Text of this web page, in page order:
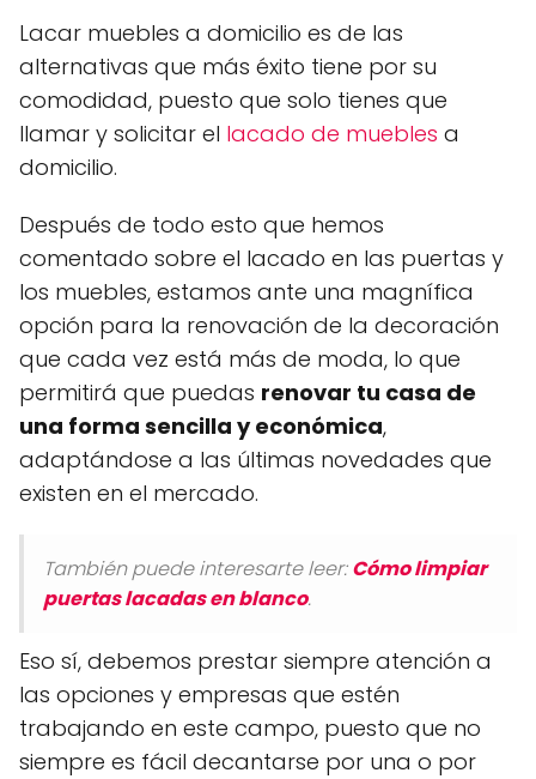
Lacar muebles a domicilio es de las
alternativas que más éxito tiene por su
comodidad, puesto que solo tienes que
llamar y solicitar el lacado de muebles a
domicilio.
Después de todo esto que hemos
comentado sobre el lacado en las puertas y
los muebles, estamos ante una magnífica
opción para la renovación de la decoración
que cada vez está más de moda, lo que
permitirá que puedas renovar tu casa de
una forma sencilla y económica,
adaptándose a las últimas novedades que
existen en el mercado.
También puede interesarte leer:Cómo limpiar
puertas lacadas en blanco.
Eso sí, debemos prestar siempre atención a
las opciones y empresas que estén
trabajando en este campo, puesto que no
siempre es fácil decantarse por una o por